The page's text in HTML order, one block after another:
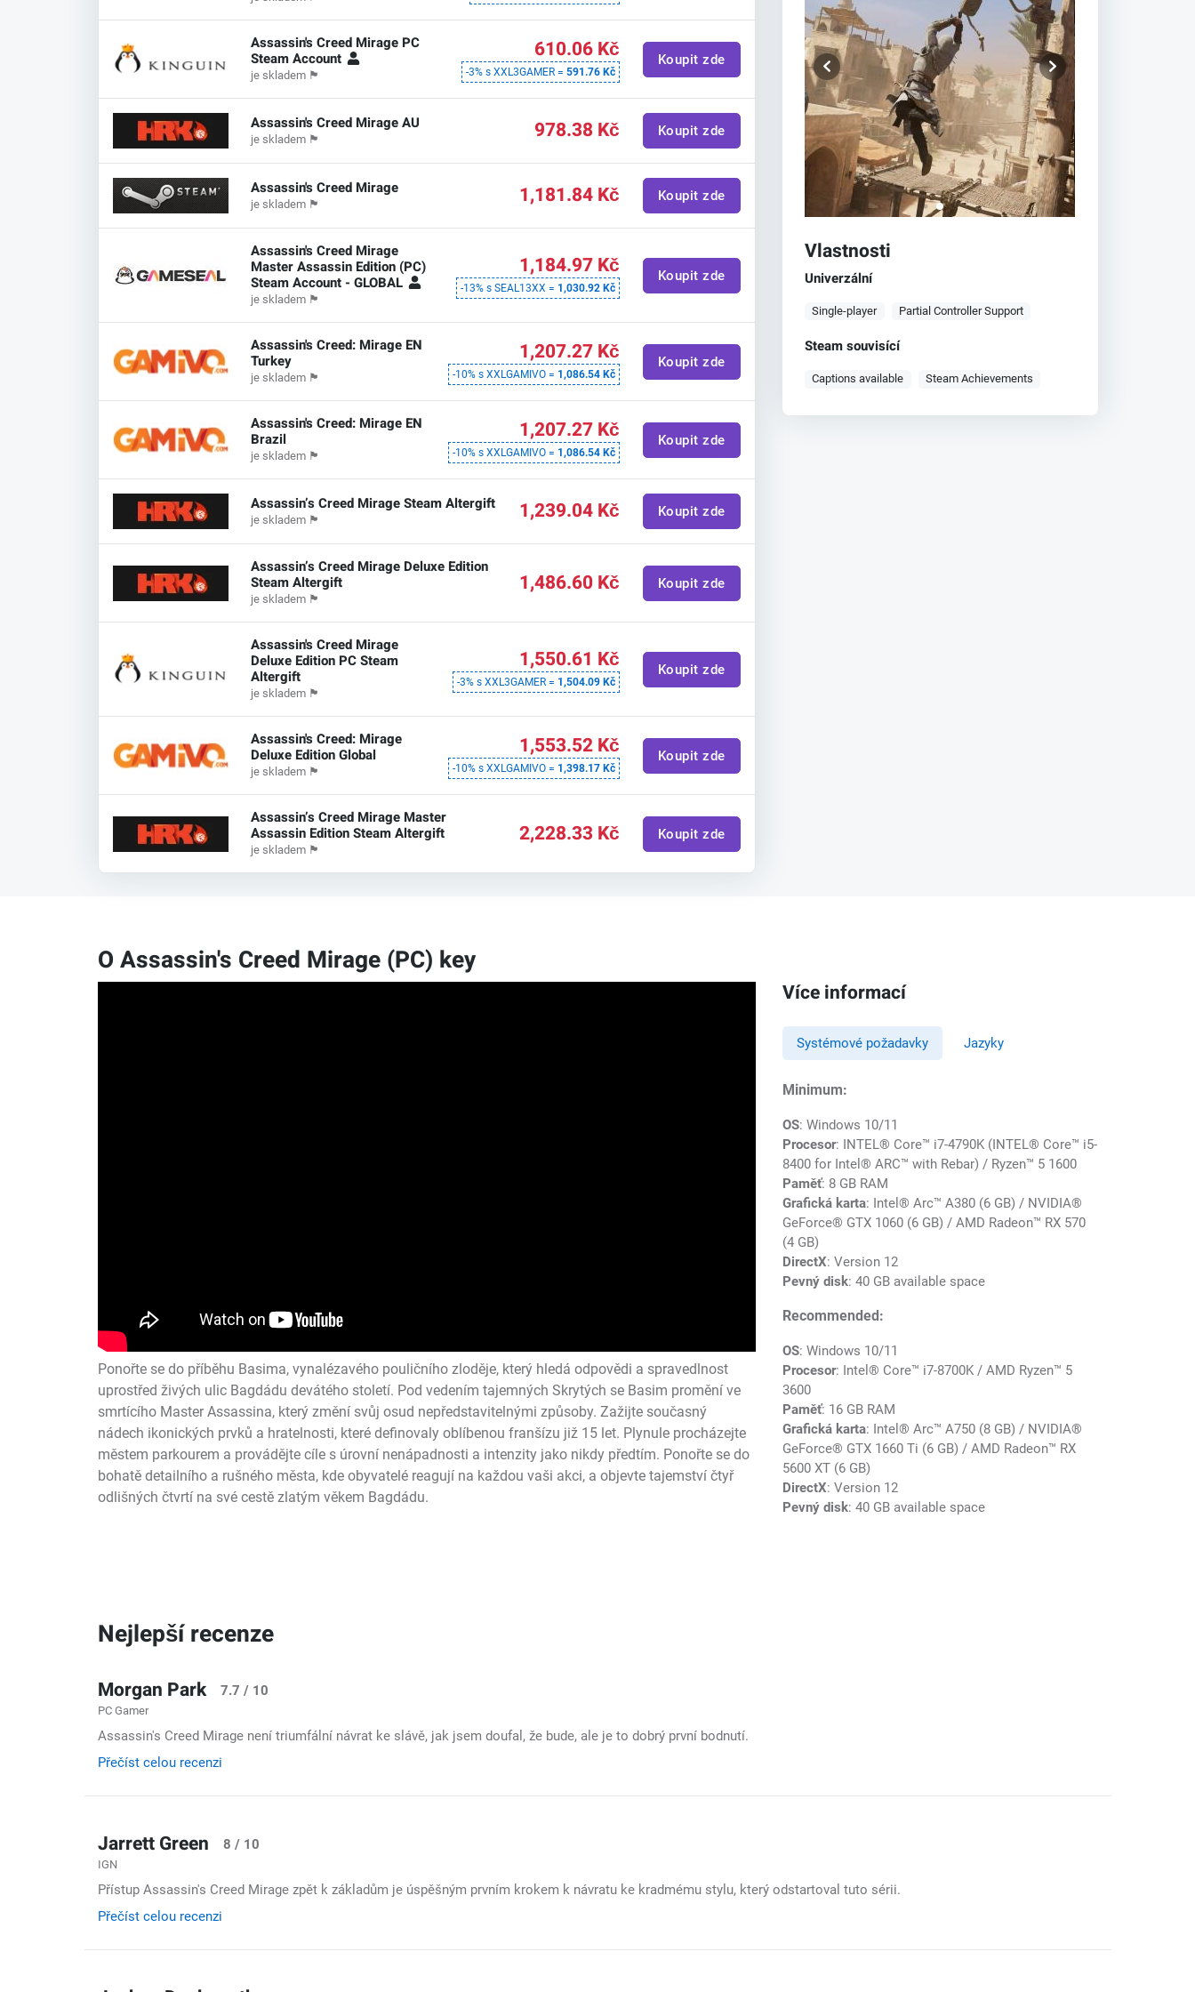
Assassin's Creed Mirage PC
Steam Account
je skladem 🏴
610.06 Kč
-3% s XXL3GAMER = 591.76 Kč
Koupit zde
Assassin's Creed Mirage AU
je skladem 🏴 978.38 Kč Koupit zde
Assassin's Creed Mirage
je skladem 🏴 1,181.84 Kč Koupit zde
Assassin's Creed Mirage
Master Assassin Edition (PC)
Steam Account - GLOBAL
je skladem 🏴
1,184.97 Kč
-13% s SEAL13XX = 1,030.92 Kč
Koupit zde
Assassin's Creed: Mirage EN
Turkey
je skladem 🏴
1,207.27 Kč
-10% s XXLGAMIVO = 1,086.54 Kč
Koupit zde
Assassin's Creed: Mirage EN
Brazil
je skladem 🏴
1,207.27 Kč
-10% s XXLGAMIVO = 1,086.54 Kč
Koupit zde
Assassin’s Creed Mirage Steam Altergift
je skladem 🏴 1,239.04 Kč Koupit zde
Assassin’s Creed Mirage Deluxe Edition
Steam Altergift
je skladem 🏴
1,486.60 Kč Koupit zde
Assassin's Creed Mirage
Deluxe Edition PC Steam
Altergift
je skladem 🏴
1,550.61 Kč
-3% s XXL3GAMER = 1,504.09 Kč
Koupit zde
Assassin's Creed: Mirage
Deluxe Edition Global
je skladem 🏴
1,553.52 Kč
-10% s XXLGAMIVO = 1,398.17 Kč
Koupit zde
Assassin’s Creed Mirage Master
Assassin Edition Steam Altergift
je skladem 🏴
2,228.33 Kč Koupit zde
Vlastnosti
Univerzální
Single-player Partial Controller Support
Steam souvisící
Captions available Steam Achievements
O Assassin's Creed Mirage (PC) key
Ponořte se do příběhu Basima, vynalézavého pouličního zloděje, který hledá odpovědi a spravedlnost
uprostřed živých ulic Bagdádu devátého století. Pod vedením tajemných Skrytých se Basim promění ve
smrtícího Master Assassina, který změní svůj osud nepředstavitelnými způsoby. Zažijte současný
nádech ikonických prvků a hratelnosti, které definovaly oblíbenou franšízu již 15 let. Plynule procházejte
městem parkourem a provádějte cíle s úrovní nenápadnosti a intenzity jako nikdy předtím. Ponořte se do
bohatě detailního a rušného města, kde obyvatelé reagují na každou vaši akci, a objevte tajemství čtyř
odlišných čtvrtí na své cestě zlatým věkem Bagdádu.
Více informací
Systémové požadavky Jazyky
Minimum:
OS: Windows 10/11
Procesor: INTEL® Core™ i7-4790K (INTEL® Core™ i5-
8400 for Intel® ARC™ with Rebar) / Ryzen™ 5 1600
Paměť: 8 GB RAM
Grafická karta: Intel® Arc™ A380 (6 GB) / NVIDIA®
GeForce® GTX 1060 (6 GB) / AMD Radeon™ RX 570
(4 GB)
DirectX: Version 12
Pevný disk: 40 GB available space
Recommended:
OS: Windows 10/11
Procesor: Intel® Core™ i7-8700K / AMD Ryzen™ 5
3600
Paměť: 16 GB RAM
Grafická karta: Intel® Arc™ A750 (8 GB) / NVIDIA®
GeForce® GTX 1660 Ti (6 GB) / AMD Radeon™ RX
5600 XT (6 GB)
DirectX: Version 12
Pevný disk: 40 GB available space
Nejlepší recenze
Morgan Park 7.7 / 10
PC Gamer
Assassin's Creed Mirage není triumfální návrat ke slávě, jak jsem doufal, že bude, ale je to dobrý první bodnutí.
Přečíst celou recenzi
Jarrett Green 8 / 10
IGN
Přístup Assassin's Creed Mirage zpět k základům je úspěšným prvním krokem k návratu ke kradmému stylu, který odstartoval tuto sérii.
Přečíst celou recenzi